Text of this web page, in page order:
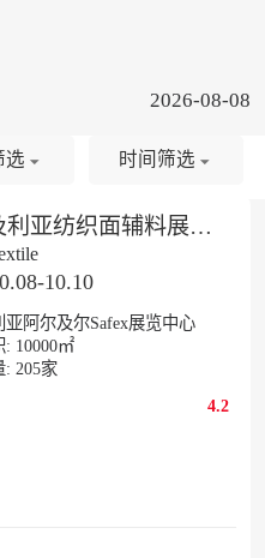
2026-08-08
阿尔及利亚纺织面辅料展览会
10.10
亚阿尔及尔Safex展览中心
: 10000㎡
: 205家
4.2
选 时间筛选